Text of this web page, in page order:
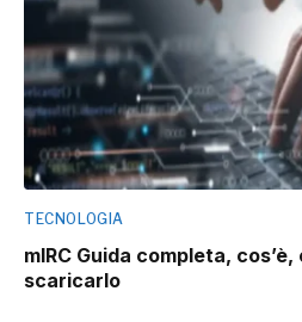
TECNOLOGIA
mIRC Guida completa,
scaricarlo